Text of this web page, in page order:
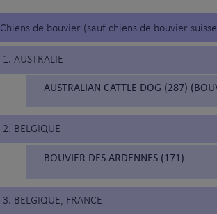
Chiens de bouvier (sauf chiens de bouvier
1. AUSTRALIE
AUSTRALIAN CATTLE DOG (287)
2. BELGIQUE
BOUVIER DES ARDENNES (171)
3. BELGIQUE, FRANCE